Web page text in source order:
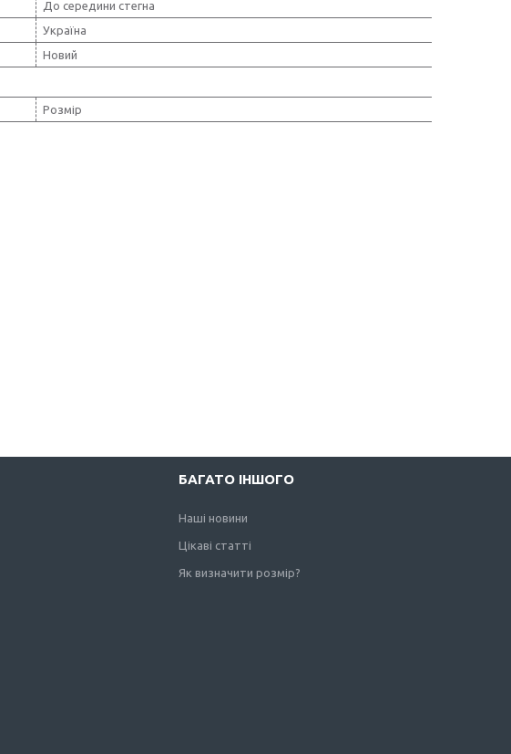
До середини стегна
Україна
Новий
Розмір
БАГАТО ІНШОГО
Наші новини
Цікаві статті
Як визначити розмір?